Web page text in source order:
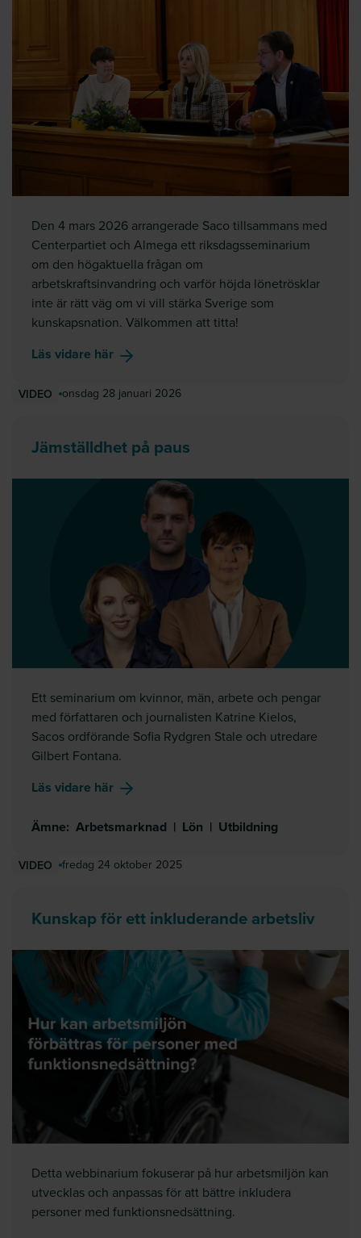
Den 4 mars 2026 arrangerade Saco tillsammans med
Centerpartiet och Almega ett riksdagsseminarium
om den högaktuella frågan om
arbetskraftsinvandring och varför höjda lönetrösklar
inte är rätt väg om vi vill stärka Sverige som
kunskapsnation. Välkommen att titta!
Läs vidare här om
VIDEO onsdag 28 januari 2026
Jämställdhet på paus
Ett seminarium om kvinnor, män, arbete och pengar
med författaren och journalisten Katrine Kielos,
Sacos ordförande Sofia Rydgren Stale och utredare
Gilbert Fontana.
Läs vidare här om
Ämne: Arbetsmarknad | Lön | Utbildning
VIDEO fredag 24 oktober 2025
Kunskap för ett inkluderande arbetsliv
Detta webbinarium fokuserar på hur arbetsmiljön kan
utvecklas och anpassas för att bättre inkludera
personer med funktionsnedsättning.